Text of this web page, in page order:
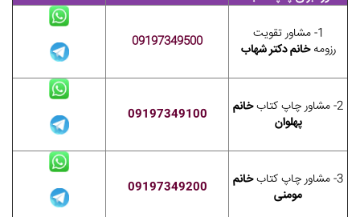
1- مشاور تقویت
رزومهخانم دکتر شهاب 09197349500
2- مشاور چاپ کتاب
خانم
پهلوان
09197349100
3- مشاور چاپ کتاب
خانم
مومنی
09197349200